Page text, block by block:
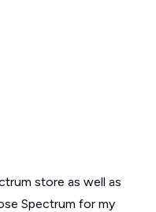
store as well as
Spectrum for my